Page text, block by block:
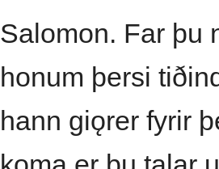
Salomon. Far þu
honum þersi
hann giǫrer fyrir